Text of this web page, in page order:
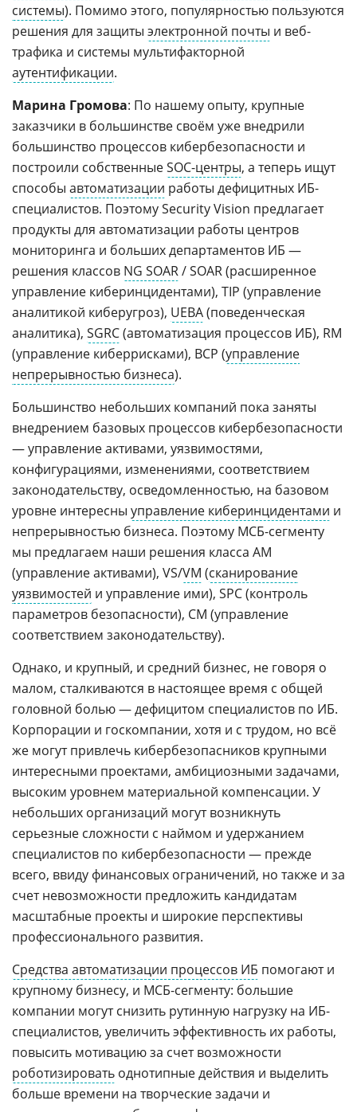
системы). Помимо этого, популярностью пользуются
решения для защиты электронной почты и веб-
трафика и системы мультифакторной
аутентификации.
Марина Громова: По нашему опыту, крупные
заказчики в большинстве своём уже внедрили
большинство процессов кибербезопасности и
построили собственныеSOC-центры, а теперь ищут
способы автоматизации работы дефицитных ИБ-
специалистов. Поэтому Security Vision предлагает
продукты для автоматизации работы центров
мониторинга и больших департаментов ИБ —
решения классов NG SOAR/ SOAR (расширенное
управление киберинцидентами), TIP (управление
аналитикой киберугроз), UEBA(поведенческая
аналитика), SGRC(автоматизация процессов ИБ), RM
(управление киберрисками), BCP (управление
непрерывностью бизнеса).
Большинство небольших компаний пока заняты
внедрением базовых процессов кибербезопасности
— управление активами, уязвимостями,
конфигурациями, изменениями, соответствием
законодательству, осведомленностью, на базовом
уровне интересны управление киберинцидентами и
непрерывностью бизнеса. Поэтому МСБ-сегменту
мы предлагаем наши решения класса AM
(управление активами), VS/VM (сканирование
уязвимостей и управление ими), SPC (контроль
параметров безопасности), CM (управление
соответствием законодательству).
Однако, и крупный, и средний бизнес, не говоря о
малом, сталкиваются в настоящее время с общей
головной болью — дефицитом специалистов по ИБ.
Корпорации и госкомпании, хотя и с трудом, но всё
же могут привлечь кибербезопасников крупными
интересными проектами, амбициозными задачами,
высоким уровнем материальной компенсации. У
небольших организаций могут возникнуть
серьезные сложности с наймом и удержанием
специалистов по кибербезопасности — прежде
всего, ввиду финансовых ограничений, но также и за
счет невозможности предложить кандидатам
масштабные проекты и широкие перспективы
профессионального развития.
Средства автоматизации процессов ИБ помогают и
крупному бизнесу, и МСБ-сегменту: большие
компании могут снизить рутинную нагрузку на ИБ-
специалистов, увеличить эффективность их работы,
повысить мотивацию за счет возможности
роботизировать однотипные действия и выделить
больше времени на творческие задачи и